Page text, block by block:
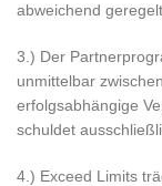
abweichend
3.) Der
unmittelbar
erfolgsabhängige
schuldet
4.) Exceed Limits